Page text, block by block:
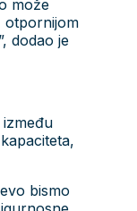
može
otpornijom
dodao je
između
bismo